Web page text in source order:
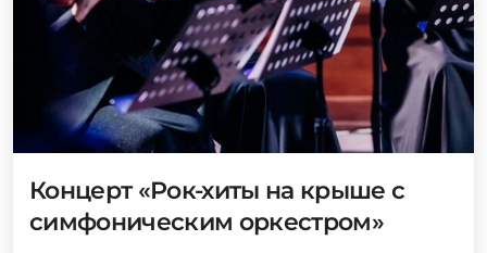
Концерт «Рок-хиты на крыше с
симфоническим оркестром»